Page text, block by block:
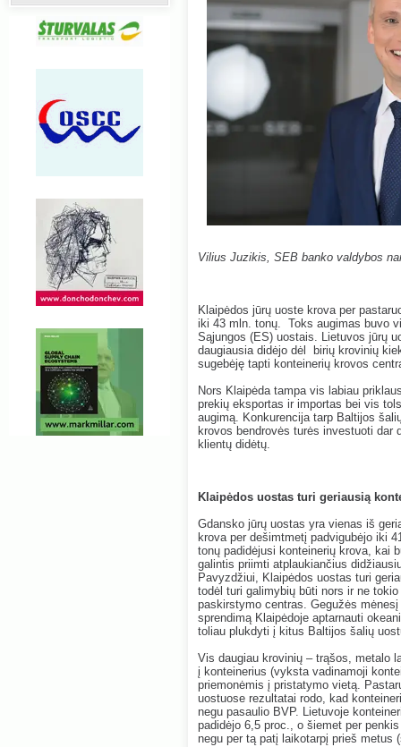
Vilius Juzikis, SEB banko valdybos
Klaipėdos jūrų uoste krova per
iki 43 mln. tonų. Toks augimas buvo
Sąjungos (ES) uostais. Lietuvos jūrų
daugiausia didėjo dėl birių krovinių
sugebėję tapti konteinerių krovos
Nors Klaipėda tampa vis labiau
prekių eksportas ir importas bei vis
augimą. Konkurencija tarp Baltijos
krovos bendrovės turės investuoti dar
klientų didėtų.
Klaipėdos uostas turi geriausią
Gdansko jūrų uostas yra vienas iš
krova per dešimtmetį padvigubėjo iki
tonų padidėjusi konteinerių krova, kai
galintis priimti atplaukiančius
Pavyzdžiui, Klaipėdos uostas turi
todėl turi galimybių būti nors ir ne
paskirstymo centras. Gegužės
sprendimą Klaipėdoje aptarnauti
toliau plukdyti į kitus Baltijos šalių
Vis daugiau krovinių – trąšos, metalo
į konteinerius (vyksta vadinamoji
priemonėmis į pristatymo vietą.
uostuose rezultatai rodo, kad
negu pasaulio BVP. Lietuvoje
padidėjo 6,5 proc., o šiemet per
negu per tą patį laikotarpį prieš metus